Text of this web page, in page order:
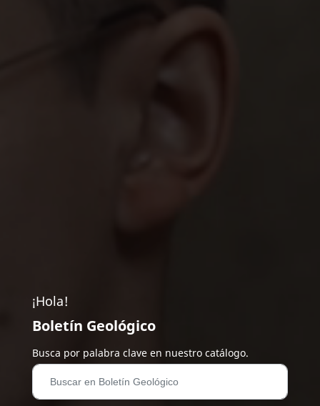
¡Hola!
Boletín Geológico
Busca por palabra clave en nuestro catálogo.